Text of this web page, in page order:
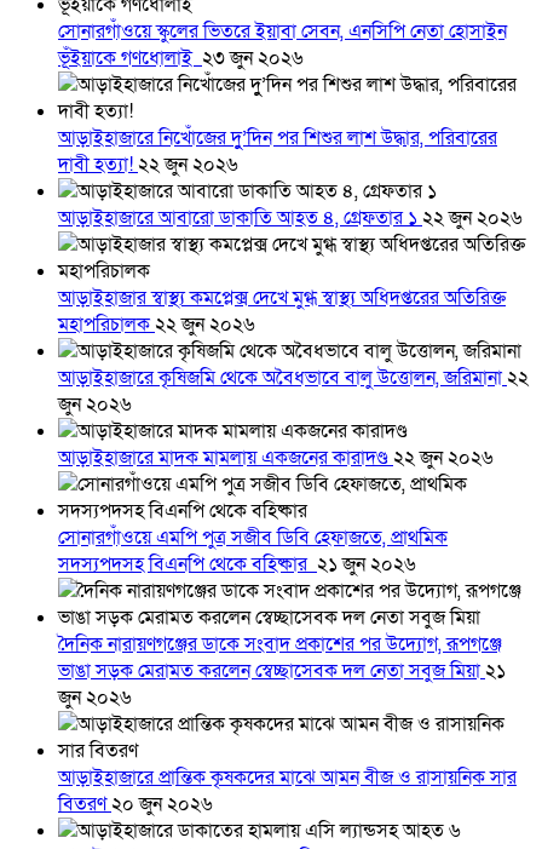
সোনারগাঁওয়ে স্কুলের ভিতরে ইয়াবা সেবন, এনসিপি নেতা হোসাইন
ভূঁইয়াকে গণধোলাই ২৩ জুন ২০২৬
আড়াইহাজারে নিখোঁজের দুু’দিন পর শিশুর লাশ উদ্ধার, পরিবারের
দাবী হত্যা!২২ জুন ২০২৬
আড়াইহাজারে আবারো ডাকাতি আহত ৪, গ্রেফতার ১ ২২ জুন ২০২৬
আড়াইহাজার স্বাস্থ্য কমপ্লেক্স দেখে মুগ্ধ স্বাস্থ্য অধিদপ্তরের অতিরিক্ত
মহাপরিচালক২২ জুন ২০২৬
আড়াইহাজারে কৃষিজমি থেকে অবৈধভাবে বালু উত্তোলন, জরিমানা২২
জুন ২০২৬
আড়াইহাজারে মাদক মামলায় একজনের কারাদণ্ড২২ জুন ২০২৬
সোনারগাঁওয়ে এমপি পুত্র সজীব ডিবি হেফাজতে, প্রাথমিক
সদস্যপদসহ বিএনপি থেকে বহিষ্কার ২১ জুন ২০২৬
দৈনিক নারায়ণগঞ্জের ডাকে সংবাদ প্রকাশের পর উদ্যোগ, রূপগঞ্জে
ভাঙা সড়ক মেরামত করলেন স্বেচ্ছাসেবক দল নেতা সবুজ মিয়া২১
জুন ২০২৬
আড়াইহাজারে প্রান্তিক কৃষকদের মাঝে আমন বীজ ও রাসায়নিক সার
বিতরণ২০ জুন ২০২৬